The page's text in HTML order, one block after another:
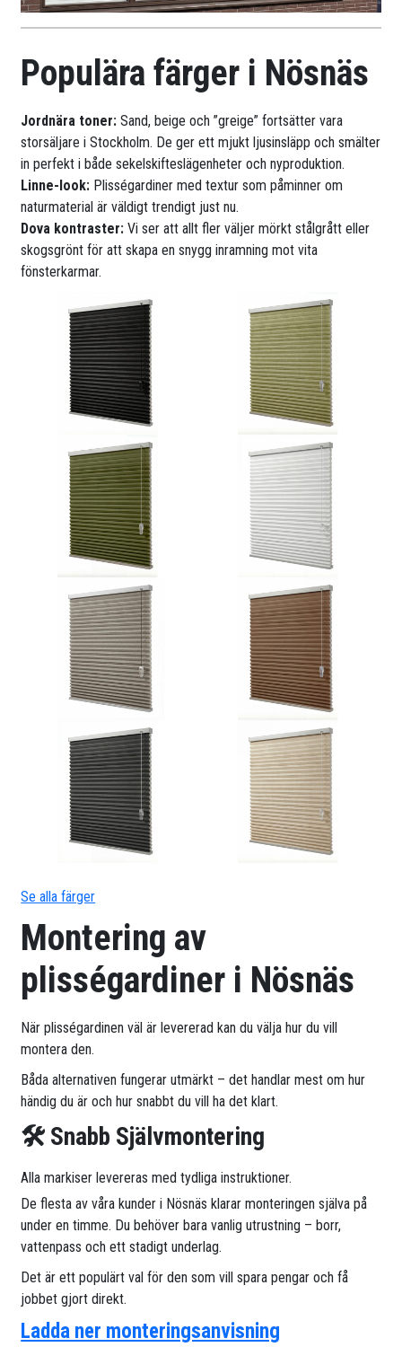
Populära färger i Nösnäs
Jordnära toner: Sand, beige och ”greige” fortsätter vara
storsäljare i Stockholm. De ger ett mjukt ljusinsläpp och smälter
in perfekt i både sekelskifteslägenheter och nyproduktion.
Linne-look: Plisségardiner med textur som påminner om
naturmaterial är väldigt trendigt just nu.
Dova kontraster: Vi ser att allt fler väljer mörkt stålgrått eller
skogsgrönt för att skapa en snygg inramning mot vita
fönsterkarmar.
Se alla färger
Montering av
plisségardiner i Nösnäs
När plisségardinen väl är levererad kan du välja hur du vill
montera den.
Båda alternativen fungerar utmärkt – det handlar mest om hur
händig du är och hur snabbt du vill ha det klart.
🛠 Snabb Självmontering
Alla markiser levereras med tydliga instruktioner.
De flesta av våra kunder i Nösnäs klarar monteringen själva på
under en timme. Du behöver bara vanlig utrustning – borr,
vattenpass och ett stadigt underlag.
Det är ett populärt val för den som vill spara pengar och få
jobbet gjort direkt.
Ladda ner monteringsanvisning